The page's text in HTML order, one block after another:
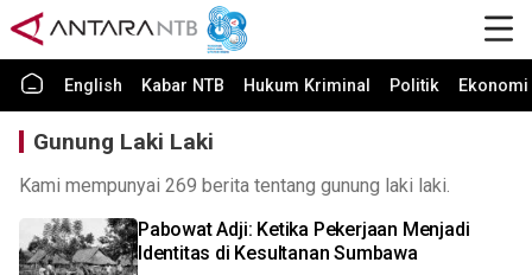
English Kabar NTB Hukum Kriminal Politik
Gunung Laki Laki
Kami mempunyai 269 berita tentang gunung laki laki.
Pabowat Adji: Ketika Pekerjaan Menjadi
Identitas di Kesultanan Sumbawa